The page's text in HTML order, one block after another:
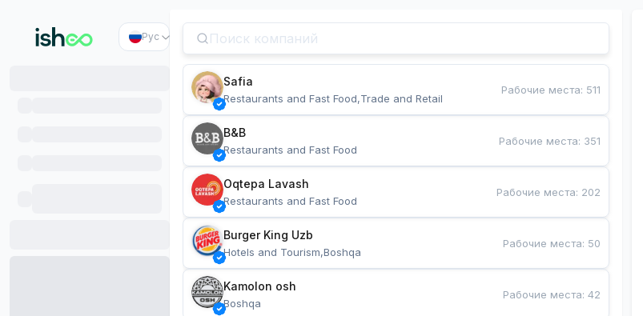
Рус
Safia
Restaurants and Fast Food,Trade and Retail
Рабочие места: 511
B&B
Restaurants and Fast Food
Рабочие места: 351
Oqtepa Lavash
Restaurants and Fast Food
Рабочие места: 202
Burger King Uzb
Hotels and Tourism,Boshqa
Рабочие места: 50
Kamolon osh
Boshqa
Рабочие места:42